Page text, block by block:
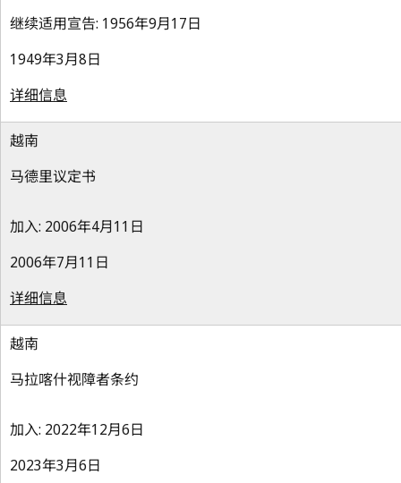
继续适用宣告: 1956年9月17日
1949年3月8日
详细信息
越南
马德里议定书
加入: 2006年4月11日
2006年7月11日
详细信息
越南
马拉喀什视障者条约
加入: 2022年12月6日
2023年3月6日